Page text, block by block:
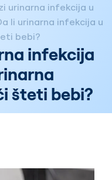
urinarna infekcija u
li urinarna infekcija u
bebi?
infekcija
šteti bebi?